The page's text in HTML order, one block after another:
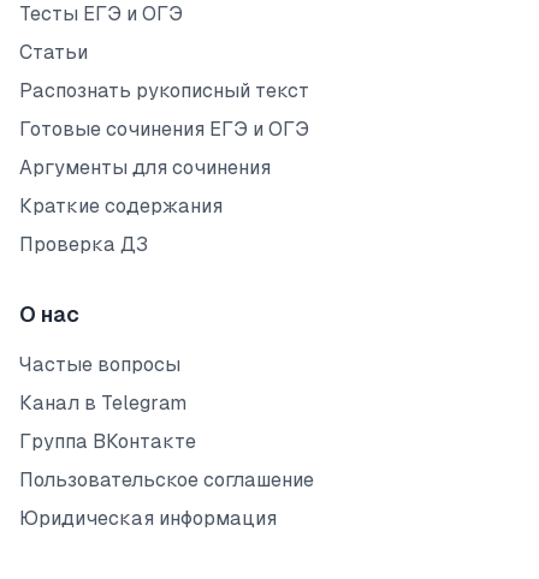
Тесты ЕГЭ и ОГЭ
Статьи
Распознать рукописный текст
Готовые сочинения ЕГЭ и ОГЭ
Аргументы для сочинения
Краткие содержания
Проверка ДЗ
О нас
Частые вопросы
Канал в Telegram
Группа ВКонтакте
Пользовательское соглашение
Юридическая информация